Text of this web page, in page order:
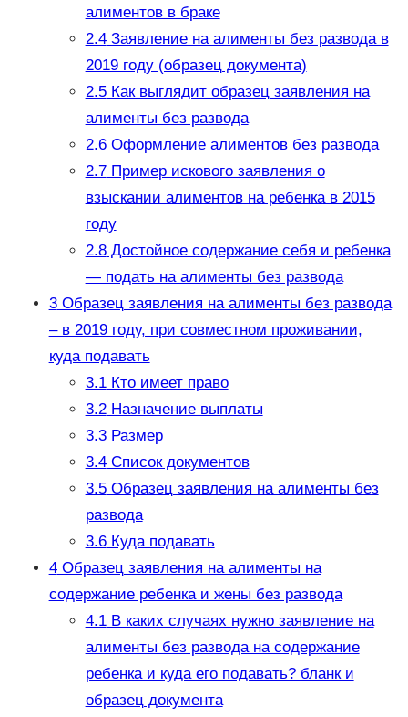
алиментов в браке
2.4Заявление на алименты без развода в
2019 году (образец документа)
2.5Как выглядит образец заявления на
алименты без развода
2.6Оформление алиментов без развода
2.7Пример искового заявления о
взыскании алиментов на ребенка в 2015
году
2.8Достойное содержание себя и ребенка
— подать на алименты без развода
3Образец заявления на алименты без развода
– в 2019 году, при совместном проживании,
куда подавать
3.1Кто имеет право
3.2Назначение выплаты
3.3Размер
3.4Список документов
3.5Образец заявления на алименты без
развода
3.6Куда подавать
4Образец заявления на алименты на
содержание ребенка и жены без развода
4.1В каких случаях нужно заявление на
алименты без развода на содержание
ребенка и куда его подавать? бланк и
образец документа